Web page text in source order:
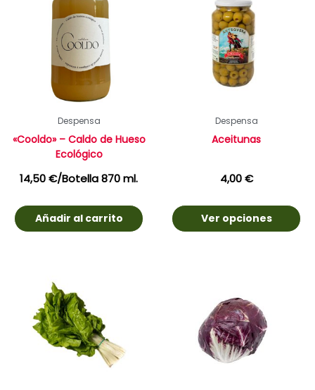
Despensa
«Cooldo» – Caldo de Hueso
Ecológico
14,50€/Botella 870 ml.
Añadir al carrito
Despensa
Aceitunas
4,00€
Ver opciones